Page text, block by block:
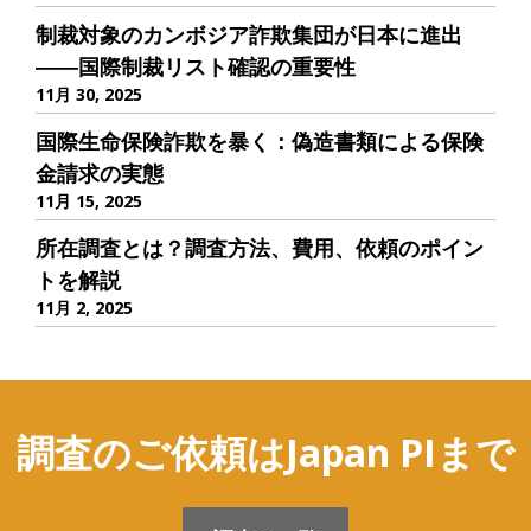
制裁対象のカンボジア詐欺集団が日本に進出
――国際制裁リスト確認の重要性
11月 30, 2025
国際生命保険詐欺を暴く：偽造書類による保険
金請求の実態
11月 15, 2025
所在調査とは？調査方法、費用、依頼のポイン
トを解説
11月 2, 2025
調査のご依頼はJapan PIまで